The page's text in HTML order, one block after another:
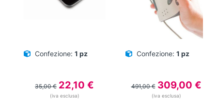
Confezione: 1 pz
35,00€ Il
prezzo
22,10 €
(iva esclusa)
Confezione: 1 pz
491,00€ Il
prezzo
309,00 €Il
(iva esclusa)